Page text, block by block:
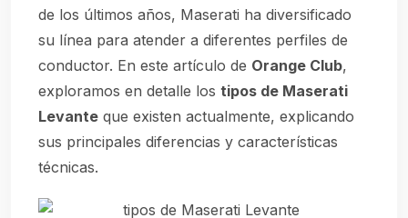
de los últimos años, Maserati ha diversificado
su línea para atender a diferentes perfiles de
conductor. En este artículo de Orange Club,
exploramos en detalle los tipos de Maserati
Levante que existen actualmente, explicando
sus principales diferencias y características
técnicas.